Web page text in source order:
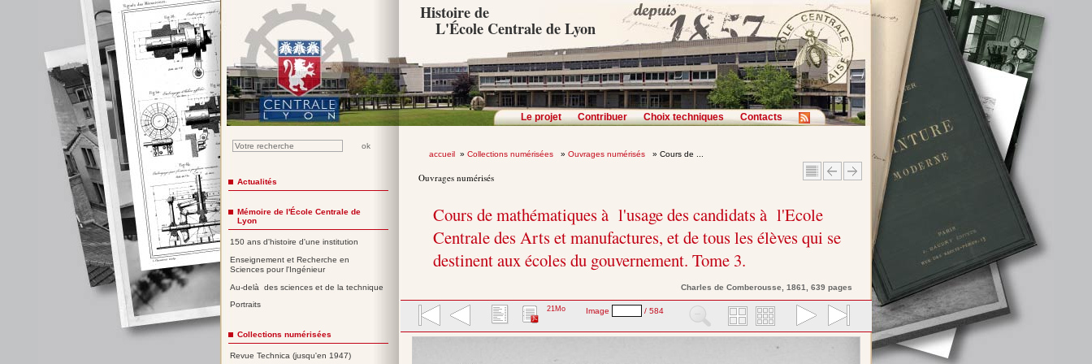
Histoire de
L'École Centrale de Lyon
Le projet Contribuer Choix techniques Contacts
accueil» Collections numérisées » Ouvrages numérisés » Cours de ...
Ouvrages numérisés
Cours de mathématiques à l'usage des candidats à l'Ecole
Centrale des Arts et manufactures, et de tous les élèves qui se
destinent aux écoles du gouvernement. Tome 3.
Charlesde Comberousse, 1861, 639 pages
21Mo Image / 584
Actualités
Mémoire de l'École Centrale de
Lyon
150 ans d'histoire d'une institution
Enseignement et Recherche en
Sciences pour l'Ingénieur
Au-delà des sciences et de la technique
Portraits
Collections numérisées
Revue Technica (jusqu'en 1947)